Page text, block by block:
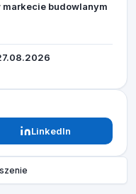
markecie budowlanym
LinkedIn